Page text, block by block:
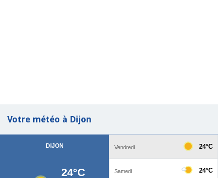
Votre météo à Dijon